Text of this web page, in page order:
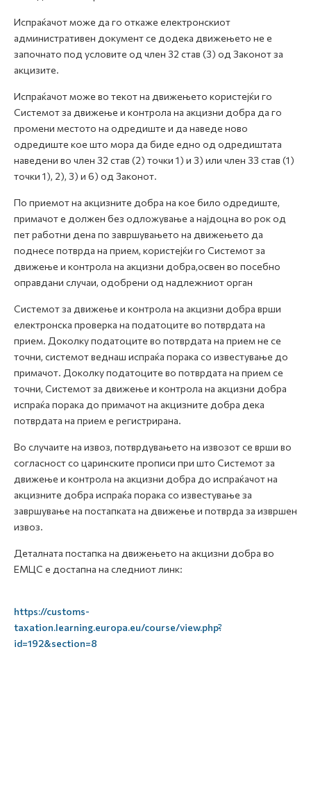
Испраќачот може да го откаже електронскиот
административен документ се додека движењето не е
започнато под условите од член 32 став (3) од Законот за
акцизите.
Испраќачот може во текот на движењето користејќи го
Системот за движење и контрола на акцизни добра да го
промени местото на одредиште и да наведе ново
одредиште кое што мора да биде едно од одредиштата
наведени во член 32 став (2) точки 1) и 3) или член 33 став (1)
точки 1), 2), 3) и 6) од Законот.
По приемот на акцизните добра на кое било одредиште,
примачот е должен без одложување а најдоцна во рок од
пет работни дена по завршувањето на движењето да
поднесе потврда на прием, користејќи го Системот за
движење и контрола на акцизни добра,освен во посебно
оправдани случаи, одобрени од надлежниот орган
Системот за движење и контрола на акцизни добра врши
електронска проверка на податоците во потврдата на
прием. Доколку податоците во потврдата на прием не се
точни, системот веднаш испраќа порака со известување до
примачот. Доколку податоците во потврдата на прием се
точни, Системот за движење и контрола на акцизни добра
испраќа порака до примачот на акцизните добра дека
потврдата на прием е регистрирана.
Во случаите на извоз, потврдувањето на извозот се врши во
согласност со царинските прописи при што Системот за
движење и контрола на акцизни добра до испраќачот на
акцизните добра испраќа порака со известување за
завршување на постапката на движење и потврда за извршен
извоз.
Деталната постапка на движењето на акцизни добра во
ЕМЦС е достапна на следниот линк:
https://customs-
taxation.learning.europa.eu/course/view.php?
id=192&section=8